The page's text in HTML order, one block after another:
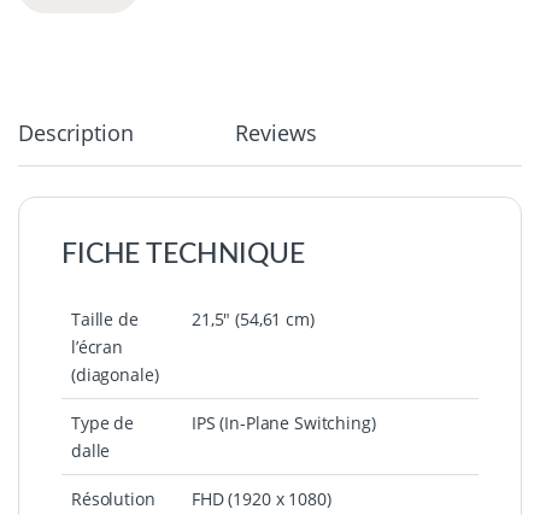
Description Reviews
FICHE TECHNIQUE
Taille de
l’écran
(diagonale)
21,5″ (54,61 cm)
Type de
dalle
IPS (In-Plane Switching)
Résolution
FHD (1920 x 1080)